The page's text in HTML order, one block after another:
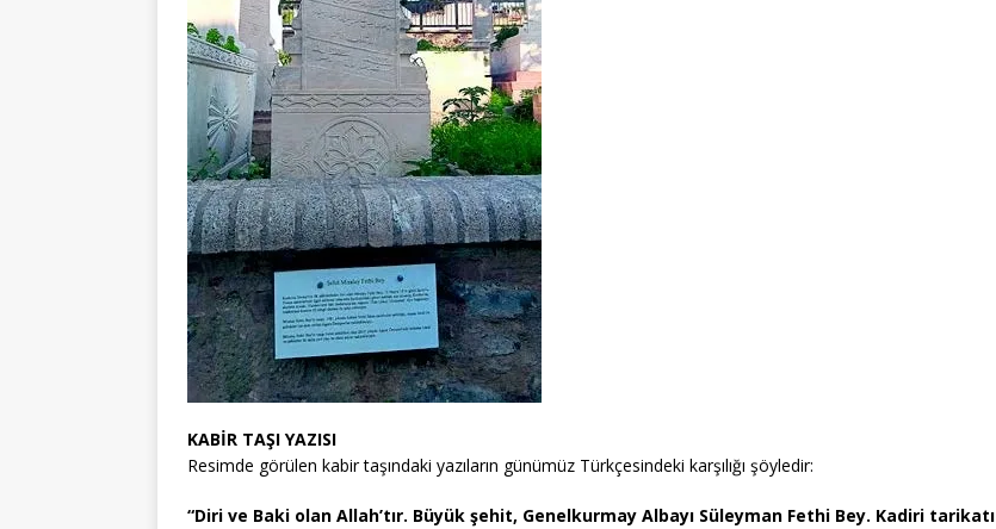
KABİR TAŞI YAZISI
Resimde görülen kabir taşındaki yazıların günümüz Türkçesindeki karşılığı şöyledir:
“Diri ve Baki olan Allah’tır. Büyük şehit, Genelkurmay Albayı Süleyman Fethi Bey. Kadiri tarikatı